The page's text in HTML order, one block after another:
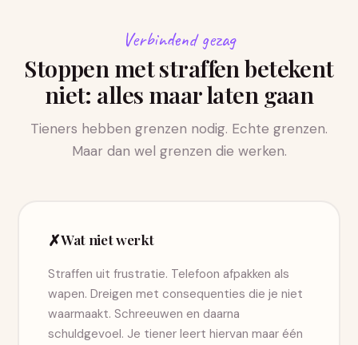
Verbindend gezag
Stoppen met straffen betekent
niet: alles maar laten gaan
Tieners hebben grenzen nodig. Echte grenzen.
Maar dan wel grenzen die werken.
✗Wat niet werkt
Straffen uit frustratie. Telefoon afpakken als
wapen. Dreigen met consequenties die je niet
waarmaakt. Schreeuwen en daarna
schuldgevoel. Je tiener leert hiervan maar één